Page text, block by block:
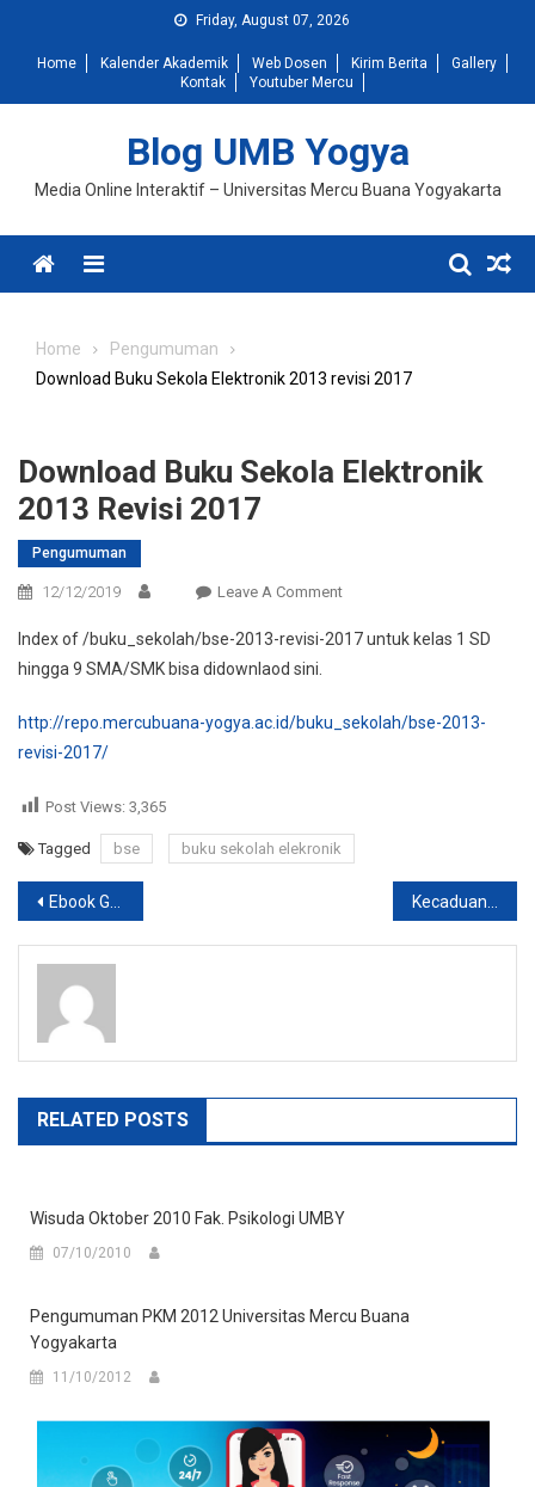
content
Friday, August 07, 2026
Home Kalender Akademik Web Dosen Kirim Berita
Gallery
Kontak
Youtuber Mercu
Blog UMB Yogya
Media Online Interaktif – Universitas Mercu Buana Yogyakarta
Menu
Home
Pengumuman
Download Buku Sekola Elektronik 2013 revisi 2017
Download Buku Sekola Elektronik
2013 Revisi 2017
Pengumuman
12/12/2019 Leave A CommentOn
Buku
2013
Index of /buku_sekolah/bse-2013-revisi-2017 untuk kelas 1 SD
hingga 9 SMA/SMK bisa didownlaod sini.
http://repo.mercubuana-yogya.ac.id/buku_sekolah/bse-2013-
revisi-2017/
Post Views: 3,365
Tagged bse buku sekolah elekronik
Post
navigation
Ebook Gratis Jaringan Komputer
RELATED POSTS
Wisuda Oktober 2010 Fak. Psikologi UMBY
07/10/2010
Pengumuman PKM 2012 Universitas Mercu Buana
Yogyakarta
11/10/2012